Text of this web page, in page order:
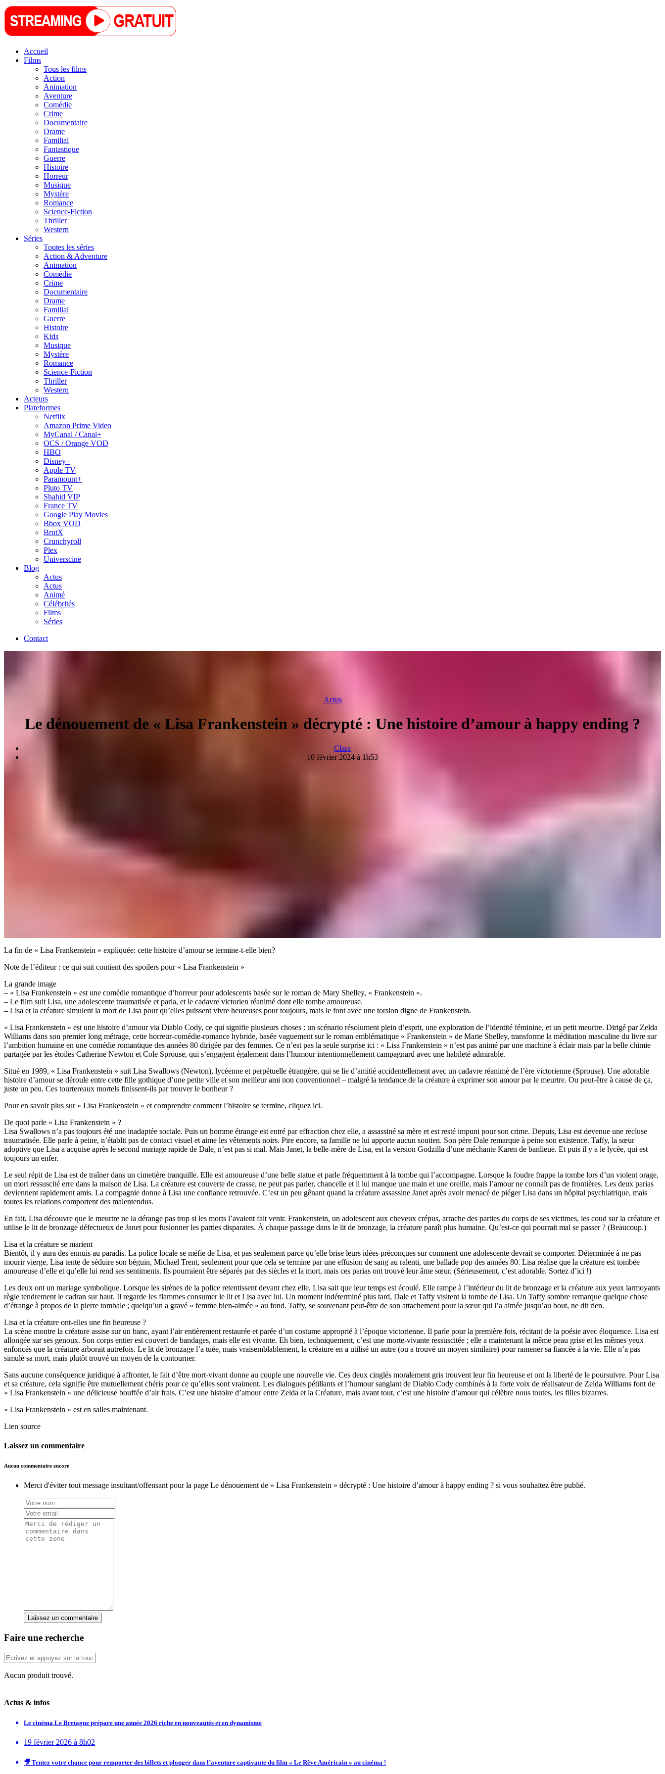
Accueil
Films
Tous les films
Action
Animation
Aventure
Comédie
Crime
Documentaire
Drame
Familial
Fantastique
Guerre
Histoire
Horreur
Musique
Mystère
Romance
Science-Fiction
Thriller
Western
Séries
Toutes les séries
Action & Adventure
Animation
Comédie
Crime
Documentaire
Drame
Familial
Guerre
Histoire
Kids
Musique
Mystère
Romance
Science-Fiction
Thriller
Western
Acteurs
Plateformes
Netflix
Amazon Prime Video
MyCanal / Canal+
OCS / Orange VOD
HBO
Disney+
Apple TV
Paramount+
Pluto TV
Shahid VIP
France TV
Google Play Movies
Bbox VOD
BrutX
Crunchyroll
Plex
Universcine
Blog
Actus
Actus
Animé
Célébrités
Films
Séries
Contact
Actus
Le dénouement de « Lisa Frankenstein » décrypté : Une histoire d’amour à happy ending ?
Clara
10 février 2024 à 1h53
La fin de « Lisa Frankenstein » expliquée: cette histoire d’amour se termine-t-elle bien?
Note de l’éditeur : ce qui suit contient des spoilers pour « Lisa Frankenstein »
La grande image
– « Lisa Frankenstein » est une comédie romantique d’horreur pour adolescents basée sur le roman de Mary Shelley, « Frankenstein ».
– Le film suit Lisa, une adolescente traumatisée et paria, et le cadavre victorien réanimé dont elle tombe amoureuse.
– Lisa et la créature simulent la mort de Lisa pour qu’elles puissent vivre heureuses pour toujours, mais le font avec une torsion digne de Frankenstein.
« Lisa Frankenstein » est une histoire d’amour via Diablo Cody, ce qui signifie plusieurs choses : un scénario résolument plein d’esprit, une exploration de l’identité féminine, et un petit meurtre. Dirigé par Zelda
Williams dans son premier long métrage, cette horreur-comédie-romance hybride, basée vaguement sur le roman emblématique « Frankenstein » de Marie Shelley, transforme la méditation masculine du livre sur
l’ambition humaine en une comédie romantique des années 80 dirigée par des femmes. Ce n’est pas la seule surprise ici : « Lisa Frankenstein » n’est pas animé par une machine à éclair mais par la belle chimie
partagée par les étoiles Catherine Newton et Cole Sprouse, qui s’engagent également dans l’humour intentionnellement campagnard avec une habileté admirable.
Situé en 1989, « Lisa Frankenstein » suit Lisa Swallows (Newton), lycéenne et perpétuelle étrangère, qui se lie d’amitié accidentellement avec un cadavre réanimé de l’ère victorienne (Sprouse). Une adorable
histoire d’amour se déroule entre cette fille gothique d’une petite ville et son meilleur ami non conventionnel – malgré la tendance de la créature à exprimer son amour par le meurtre. Ou peut-être à cause de ça,
juste un peu. Ces tourtereaux mortels finissent-ils par trouver le bonheur ?
Pour en savoir plus sur « Lisa Frankenstein » et comprendre comment l’histoire se termine, cliquez ici.
De quoi parle « Lisa Frankenstein » ?
Lisa Swallows n’a pas toujours été une inadaptée sociale. Puis un homme étrange est entré par effraction chez elle, a assassiné sa mère et est resté impuni pour son crime. Depuis, Lisa est devenue une recluse
traumatisée. Elle parle à peine, n’établit pas de contact visuel et aime les vêtements noirs. Pire encore, sa famille ne lui apporte aucun soutien. Son père Dale remarque à peine son existence. Taffy, la sœur
adoptive que Lisa a acquise après le second mariage rapide de Dale, n’est pas si mal. Mais Janet, la belle-mère de Lisa, est la version Godzilla d’une méchante Karen de banlieue. Et puis il y a le lycée, qui est
toujours un enfer.
Le seul répit de Lisa est de traîner dans un cimetière tranquille. Elle est amoureuse d’une belle statue et parle fréquemment à la tombe qui l’accompagne. Lorsque la foudre frappe la tombe lors d’un violent orage,
un mort ressuscité erre dans la maison de Lisa. La créature est couverte de crasse, ne peut pas parler, chancelle et il lui manque une main et une oreille, mais l’amour ne connaît pas de frontières. Les deux parias
deviennent rapidement amis. La compagnie donne à Lisa une confiance retrouvée. C’est un peu gênant quand la créature assassine Janet après avoir menacé de piéger Lisa dans un hôpital psychiatrique, mais
toutes les relations comportent des malentendus.
En fait, Lisa découvre que le meurtre ne la dérange pas trop si les morts l’avaient fait venir. Frankenstein, un adolescent aux cheveux crépus, arrache des parties du corps de ses victimes, les coud sur la créature et
utilise le lit de bronzage défectueux de Janet pour fusionner les parties disparates. À chaque passage dans le lit de bronzage, la créature paraît plus humaine. Qu’est-ce qui pourrait mal se passer ? (Beaucoup.)
Lisa et la créature se marient
Bientôt, il y aura des ennuis au paradis. La police locale se méfie de Lisa, et pas seulement parce qu’elle brise leurs idées préconçues sur comment une adolescente devrait se comporter. Déterminée à ne pas
mourir vierge, Lisa tente de séduire son béguin, Michael Trent, seulement pour que cela se termine par une effusion de sang au ralenti, une ballade pop des années 80. Lisa réalise que la créature est tombée
amoureuse d’elle et qu’elle lui rend ses sentiments. Ils pourraient être séparés par des siècles et la mort, mais ces parias ont trouvé leur âme sœur. (Sérieusement, c’est adorable. Sortez d’ici !)
Les deux ont un mariage symbolique. Lorsque les sirènes de la police retentissent devant chez elle, Lisa sait que leur temps est écoulé. Elle rampe à l’intérieur du lit de bronzage et la créature aux yeux larmoyants
règle tendrement le cadran sur haut. Il regarde les flammes consumer le lit et Lisa avec lui. Un moment indéterminé plus tard, Dale et Taffy visitent la tombe de Lisa. Un Taffy sombre remarque quelque chose
d’étrange à propos de la pierre tombale ; quelqu’un a gravé « femme bien-aimée » au fond. Taffy, se souvenant peut-être de son attachement pour la sœur qui l’a aimée jusqu’au bout, ne dit rien.
Lisa et la créature ont-elles une fin heureuse ?
La scène montre la créature assise sur un banc, ayant l’air entièrement restaurée et parée d’un costume approprié à l’époque victorienne. Il parle pour la première fois, récitant de la poésie avec éloquence. Lisa est
allongée sur ses genoux. Son corps entier est couvert de bandages, mais elle est vivante. Eh bien, techniquement, c’est une morte-vivante ressuscitée ; elle a maintenant la même peau grise et les mêmes yeux
enfoncés que la créature arborait autrefois. Le lit de bronzage l’a tuée, mais vraisemblablement, la créature en a utilisé un autre (ou a trouvé un moyen similaire) pour ramener sa fiancée à la vie. Elle n’a pas
simulé sa mort, mais plutôt trouvé un moyen de la contourner.
Sans aucune conséquence juridique à affronter, le fait d’être mort-vivant donne au couple une nouvelle vie. Ces deux cinglés moralement gris trouvent leur fin heureuse et ont la liberté de le poursuivre. Pour Lisa
et sa créature, cela signifie être mutuellement chéris pour ce qu’elles sont vraiment. Les dialogues pétillants et l’humour sanglant de Diablo Cody combinés à la forte voix de réalisateur de Zelda Williams font de
« Lisa Frankenstein » une délicieuse bouffée d’air frais. C’est une histoire d’amour entre Zelda et la Créature, mais avant tout, c’est une histoire d’amour qui célèbre nous toutes, les filles bizarres.
« Lisa Frankenstein » est en salles maintenant.
Lien source
Laissez un commentaire
Aucun commentaire encore
Merci d'éviter tout message insultant/offensant pour la page Le dénouement de « Lisa Frankenstein » décrypté : Une histoire d’amour à happy ending ? si vous souhaitez être publié.
Laissez un commentaire
Faire une recherche
Aucun produit trouvé.
Actus & infos
Le cinéma Le Bretagne prépare une année 2026 riche en nouveautés et en dynamisme
19 février 2026 à 8h02
🎥 Tentez votre chance pour remporter des billets et plonger dans l’aventure captivante du film « Le Rêve Américain » au cinéma !